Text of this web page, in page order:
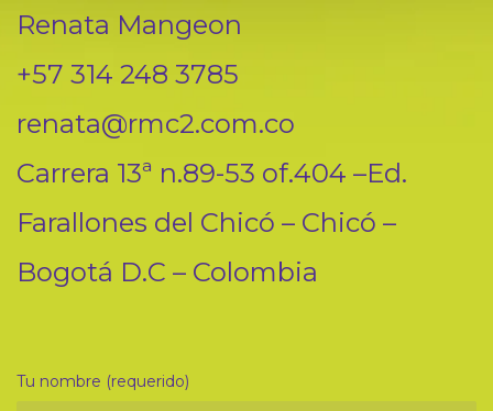
Renata Mangeon
+57 314 248 3785
renata@rmc2.com.co
Carrera 13ª n.89-53 of.404 –Ed.
Farallones del Chicó – Chicó –
Bogotá D.C – Colombia
Tu nombre (requerido)